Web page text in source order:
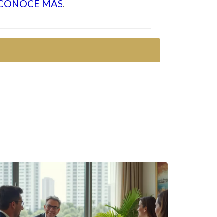
Influye en cómo se trabaja y se toman
además de mejorar las relaciones con los
hacia la capacitación y el desarrollo
uno que resuene contigo.
general del broker.
MÁS.